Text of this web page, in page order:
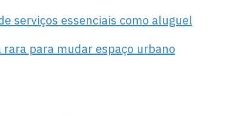
serviços essenciais como aluguel
para mudar espaço urbano